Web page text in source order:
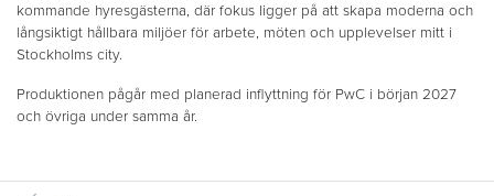
kommande hyresgästerna, där fokus ligger på att skapa moderna och
långsiktigt hållbara miljöer för arbete, möten och upplevelser mitt i
Stockholms city.
Produktionen pågår med planerad inflyttning för PwC i början 2027
och övriga under samma år.